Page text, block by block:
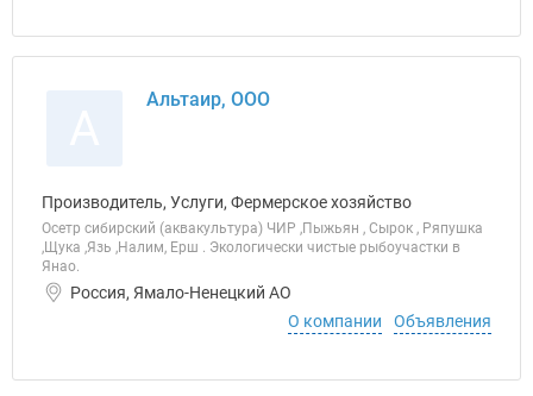
Альтаир, ООО
Производитель, Услуги, Фермерское хозяйство
Осетр сибирский (аквакультура) ЧИР ,Пыжьян , Сырок , Ряпушка
,Щука ,Язь ,Налим, Ерш . Экологически чистые рыбоучастки в
Янао.
Россия, Ямало-Ненецкий АО
О компании
Объявления